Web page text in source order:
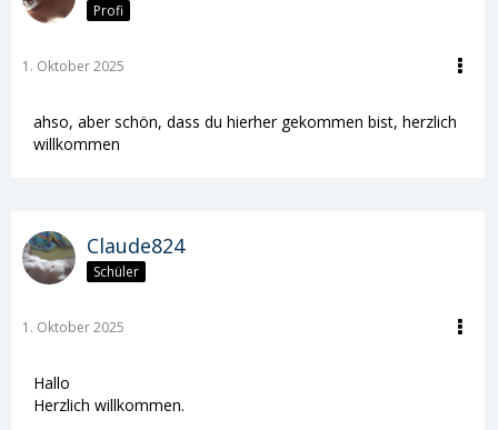
Profi
1. Oktober 2025
ahso, aber schön, dass du hierher gekommen bist, herzlich
willkommen
Claude824
Schüler
1. Oktober 2025
Hallo
Herzlich willkommen.